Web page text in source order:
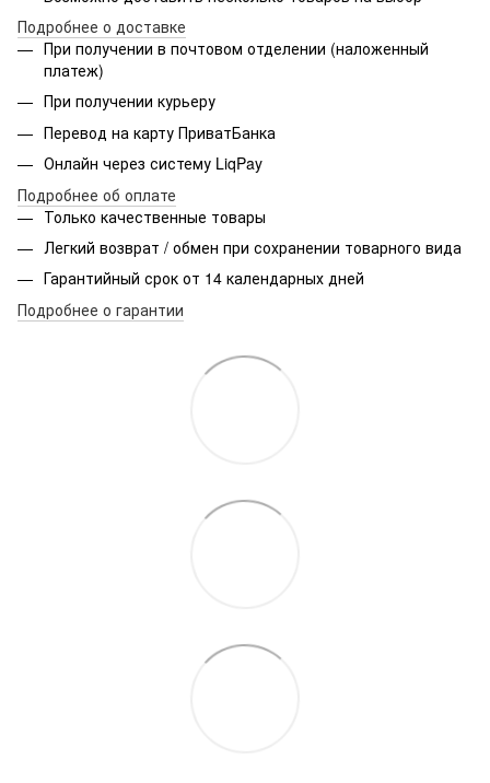
Подробнее о доставке
При получении в почтовом отделении (наложенный
платеж)
При получении курьеру
Перевод на карту ПриватБанка
Онлайн через систему LiqPay
Подробнее об оплате
Только качественные товары
Легкий возврат / обмен при сохранении товарного вида
Гарантийный срок от 14 календарных дней
Подробнее о гарантии